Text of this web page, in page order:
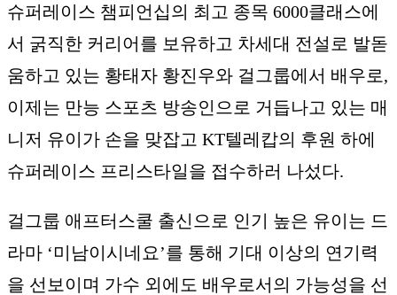
슈퍼레이스 챔피언십의 최고 종목 6000클래스에
서 굵직한 커리어를 보유하고 차세대 전설로 발돋
움하고 있는 황태자 황진우와 걸그룹에서 배우로,
이제는 만능 스포츠 방송인으로 거듭나고 있는 매
니저 유이가 손을 맞잡고 KT텔레캅의 후원 하에
슈퍼레이스 프리스타일을 접수하러 나섰다.
걸그룹 애프터스쿨 출신으로 인기 높은 유이는 드
라마 ‘미남이시네요’를 통해 기대 이상의 연기력
을 선보이며 가수 외에도 배우로서의 가능성을 선